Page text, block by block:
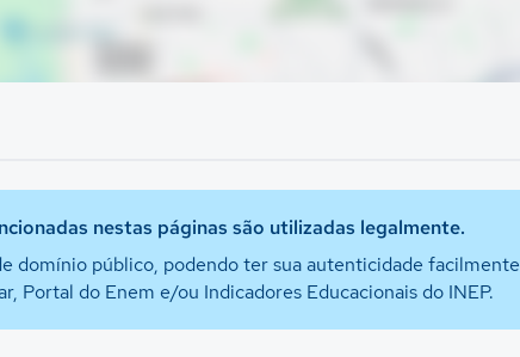
nestas páginas são utilizadas legalmente.
domínio público, podendo ter sua autenticidade facilmente
Portal do Enem e/ou Indicadores Educacionais do INEP.